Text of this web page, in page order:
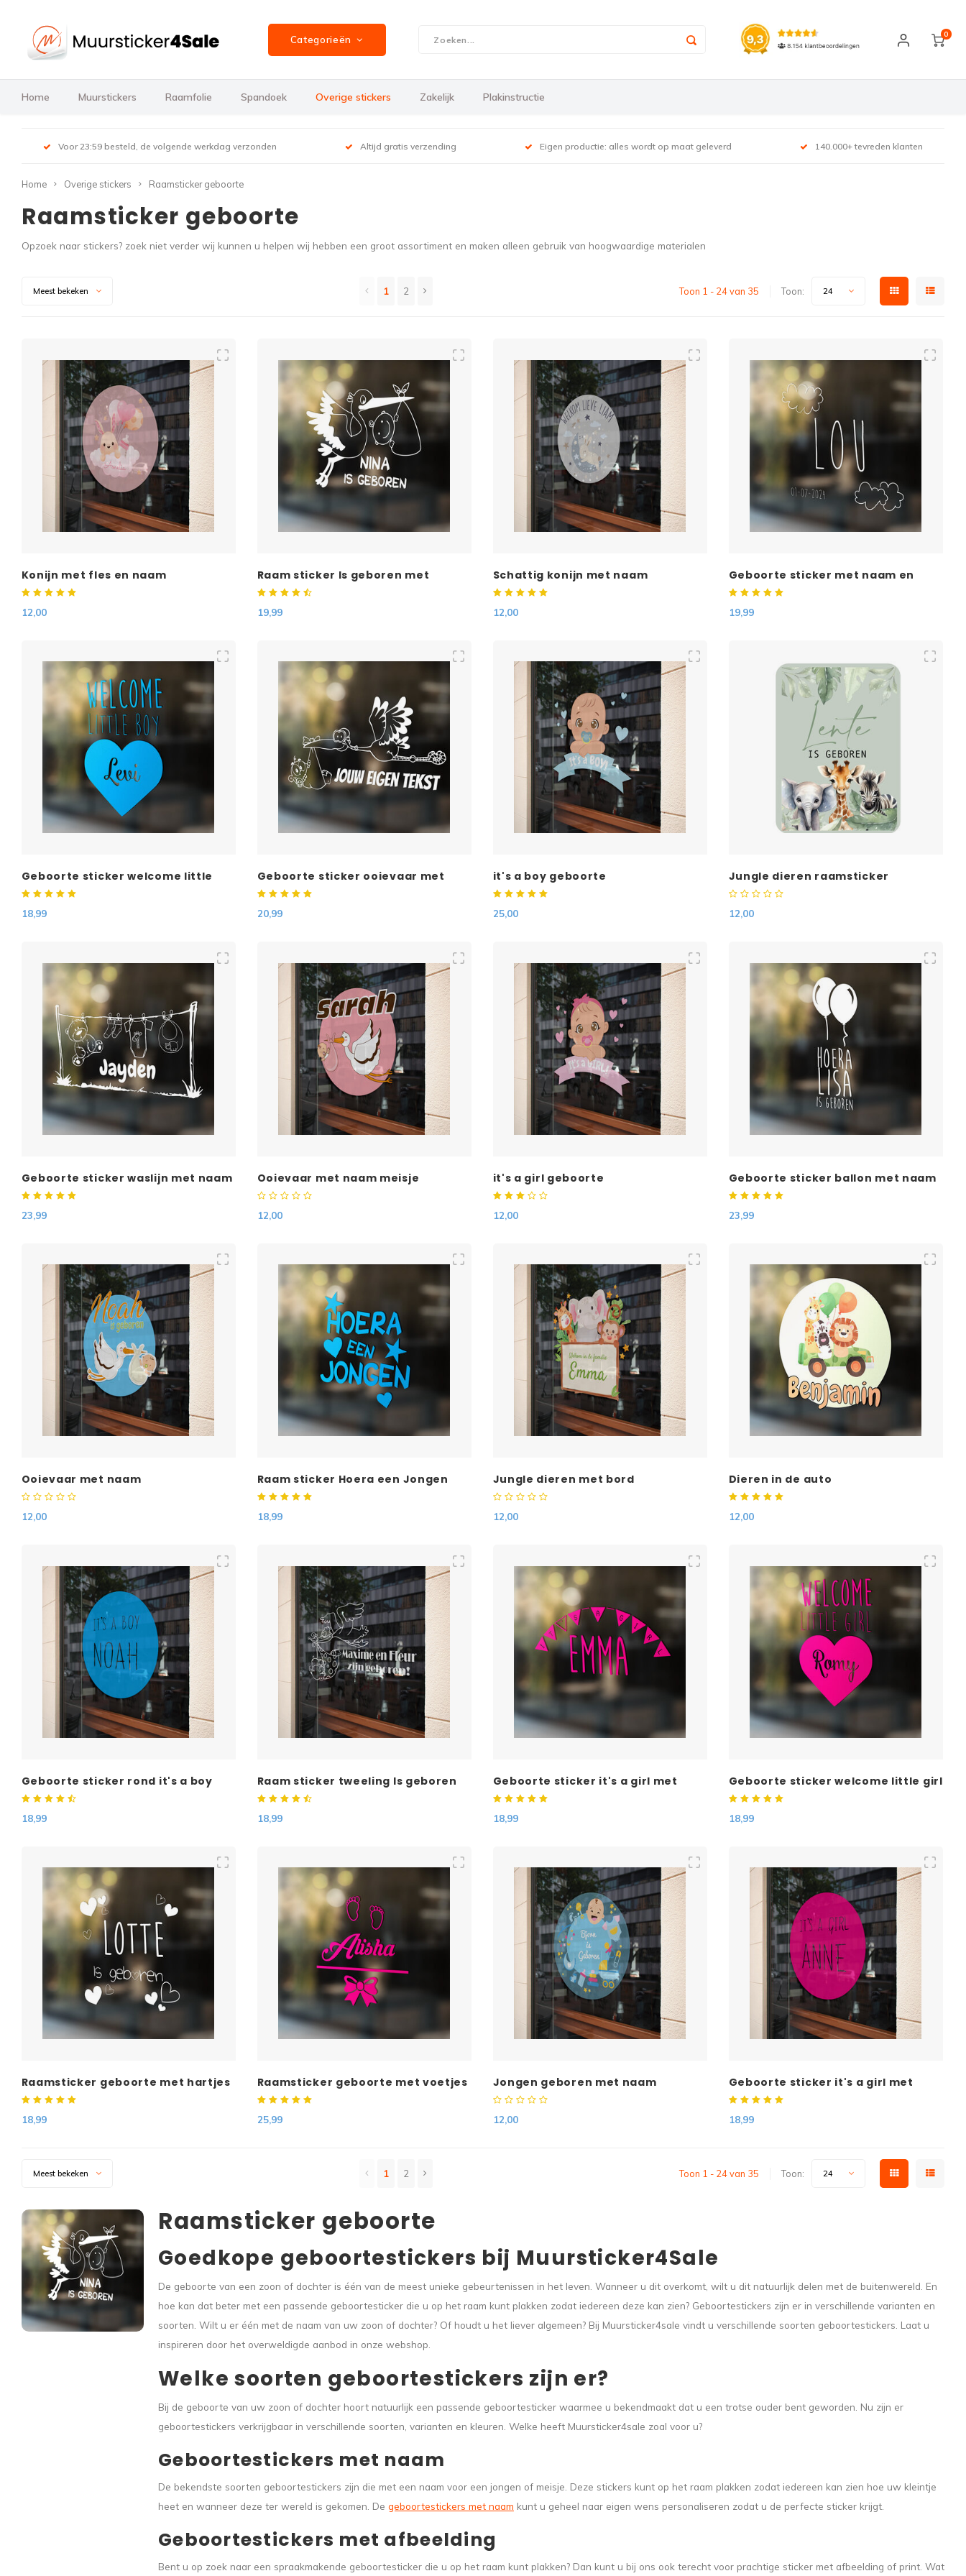
Categorieën 0
Home Muurstickers Raamfolie Spandoek Overige stickers Zakelijk Plakinstructie
Voor 23:59 besteld, de volgende werkdag verzonden Altijd gratis verzending Eigen productie: alles wordt op maat geleverd 140.000+ tevreden klanten
Home Overige stickers Raamsticker geboorte
Raamsticker geboorte
Opzoek naar stickers? zoek niet verder wij kunnen u helpen wij hebben een groot assortiment en maken alleen gebruik van hoogwaardige materialen
Meest bekeken 1 2 Toon 1 - 24 van 35 Toon: 24
Konijn met fles en naam
12,00
Raam sticker Is geboren met
ooievaar (Jongen & Meisje)
19,99
Schattig konijn met naam
12,00
Geboorte sticker met naam en
geboorte datum
19,99
Geboorte sticker welcome little
boy met naam
18,99
Geboorte sticker ooievaar met
eigen tekst
20,99
it's a boy geboorte
25,00
Jungle dieren raamsticker
12,00
Geboorte sticker waslijn met naam
23,99
Ooievaar met naam meisje
12,00
it's a girl geboorte
12,00
Geboorte sticker ballon met naam
23,99
Ooievaar met naam
12,00
Raam sticker Hoera een Jongen
18,99
Jungle dieren met bord
12,00
Dieren in de auto
12,00
Geboorte sticker rond it's a boy
met naam
18,99
Raam sticker tweeling Is geboren
met ooievaar
18,99
Geboorte sticker it's a girl met
naam
18,99
Geboorte sticker welcome little girl
met naam
18,99
Raamsticker geboorte met hartjes
18,99
Raamsticker geboorte met voetjes
25,99
Jongen geboren met naam
12,00
Geboorte sticker it's a girl met
naam
18,99
Meest bekeken 1 2 Toon 1 - 24 van 35 Toon: 24
Raamsticker geboorte
Goedkope geboortestickers bij Muursticker4Sale
De geboorte van een zoon of dochter is één van de meest unieke gebeurtenissen in het leven. Wanneer u dit overkomt, wilt u dit natuurlijk delen met de buitenwereld. En
hoe kan dat beter met een passende geboortesticker die u op het raam kunt plakken zodat iedereen deze kan zien? Geboortestickers zijn er in verschillende varianten en
soorten. Wilt u er één met de naam van uw zoon of dochter? Of houdt u het liever algemeen? Bij Muursticker4sale vindt u verschillende soorten geboortestickers. Laat u
inspireren door het overweldigde aanbod in onze webshop.
Welke soorten geboortestickers zijn er?
Bij de geboorte van uw zoon of dochter hoort natuurlijk een passende geboortesticker waarmee u bekendmaakt dat u een trotse ouder bent geworden. Nu zijn er
geboortestickers verkrijgbaar in verschillende soorten, varianten en kleuren. Welke heeft Muursticker4sale zoal voor u?
Geboortestickers met naam
De bekendste soorten geboortestickers zijn die met een naam voor een jongen of meisje. Deze stickers kunt op het raam plakken zodat iedereen kan zien hoe uw kleintje
heet en wanneer deze ter wereld is gekomen. De geboortestickers met naam kunt u geheel naar eigen wens personaliseren zodat u de perfecte sticker krijgt.
Geboortestickers met afbeelding
Bent u op zoek naar een spraakmakende geboortesticker die u op het raam kunt plakken? Dan kunt u bij ons ook terecht voor prachtige sticker met afbeelding of print. Wat